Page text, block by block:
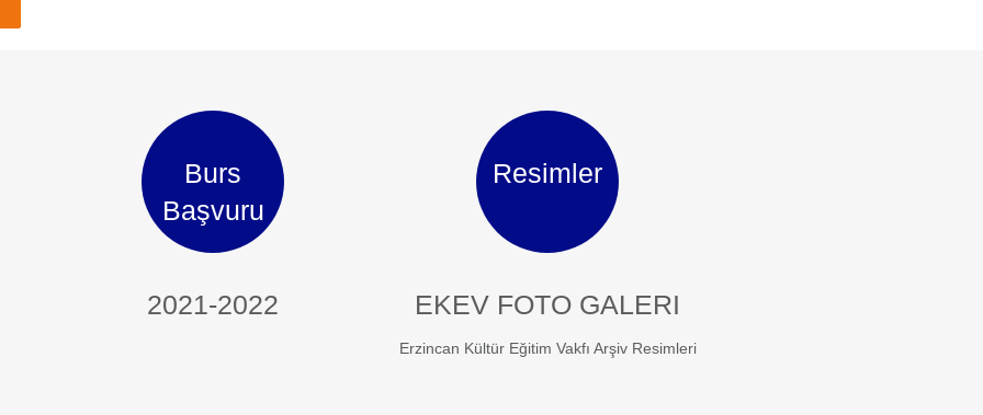
Burs
Başvuru
2021-2022
Resimler
EKEV FOTO GALERI
Erzincan Kültür Eğitim Vakfı Arşiv Resimleri